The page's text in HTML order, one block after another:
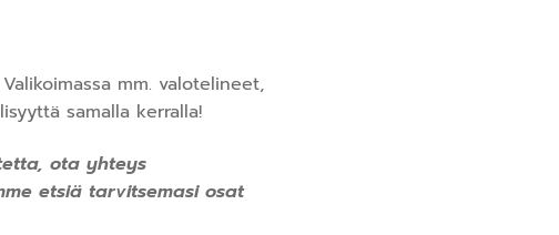
mm. valotelineet,
samalla kerralla!
ota yhteys
etsiä tarvitsemasi osat